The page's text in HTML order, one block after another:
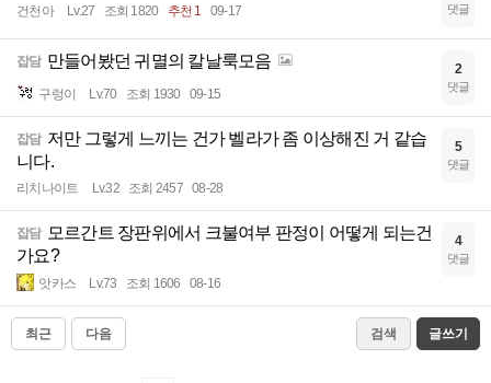
건천아 Lv.27 조회 1820 추천 1 09-17 댓글
잡담 만들어봤던 귀멸의 칼날룩모음
구렁이 Lv.70 조회 1930 09-15
2
댓글
잡담 저만 그렇게 느끼는 건가 벨라가 좀 이상해진 거 같습
니다.
리치나이트 Lv.32 조회 2457 08-28
5
댓글
잡담
모르간트 장판위에서 크불여부 판정이 어떻게 되는건
가요?
앗카스 Lv.73 조회 1606 08-16
4
댓글
최근 다음 검색 글쓰기